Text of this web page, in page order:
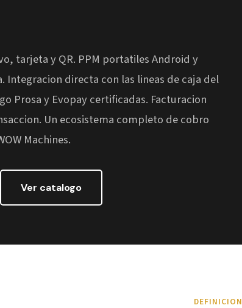
tarjeta y QR. PPM portatiles Android y
Integracion directa con las lineas de caja del
Prosa y Evopay certificadas. Facturacion
Un ecosistema completo de cobro
Machines.
Ver catalogo
DEFINICION